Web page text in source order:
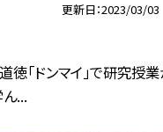
更新日 2023/03/03
道徳「ドンマイ」で研究授
...